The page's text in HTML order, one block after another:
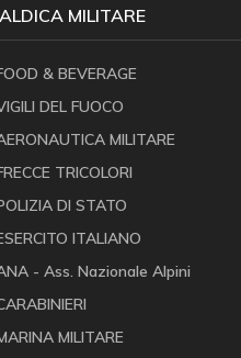
MILITARE
& BEVERAGE
DEL FUOCO
MILITARE
TRICOLORI
DI STATO
ITALIANO
- Ass. Nazionale Alpini
MILITARE